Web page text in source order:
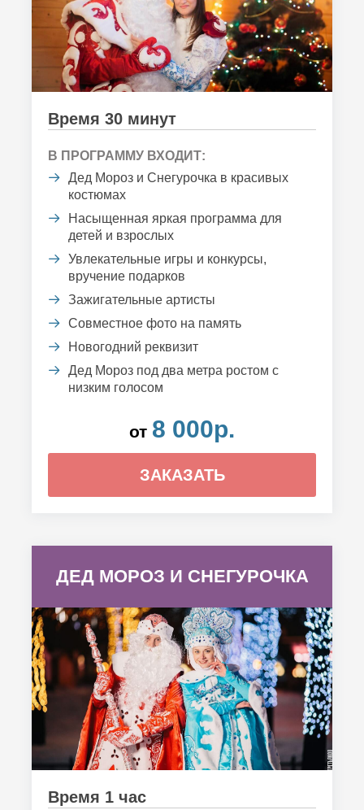
Время 30 минут
В ПРОГРАММУ ВХОДИТ:
Дед Мороз и Снегурочка в красивых
костюмах
Насыщенная яркая программа для
детей и взрослых
Увлекательные игры и конкурсы,
вручение подарков
Зажигательные артисты
Совместное фото на память
Новогодний реквизит
Дед Мороз под два метра ростом с
низким голосом
от 8 000р.
ЗАКАЗАТЬ
ДЕД МОРОЗ И СНЕГУРОЧКА
Время 1 час